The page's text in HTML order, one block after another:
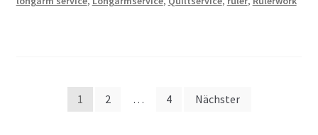
Seitennummerierung
1 2 … 4 Nächster